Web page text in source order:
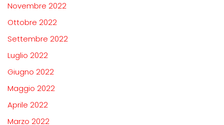
Novembre 2022
Ottobre 2022
Settembre 2022
Luglio 2022
Giugno 2022
Maggio 2022
Aprile 2022
Marzo 2022